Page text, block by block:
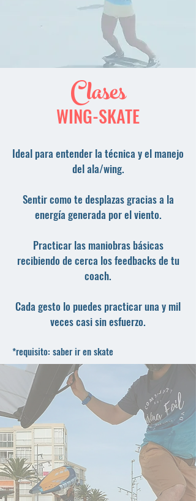
Clases
WING-SKATE
Ideal para entender la técnica y el manejo
del ala/wing.
Sentir como te desplazas gracias a la
energía generada por el viento.
Practicar las maniobras básicas
recibiendo de cerca los feedbacks de tu
coach.
Cada gesto lo puedes practicar una y mil
veces casi sin esfuerzo.
*requisito: saber ir en skate